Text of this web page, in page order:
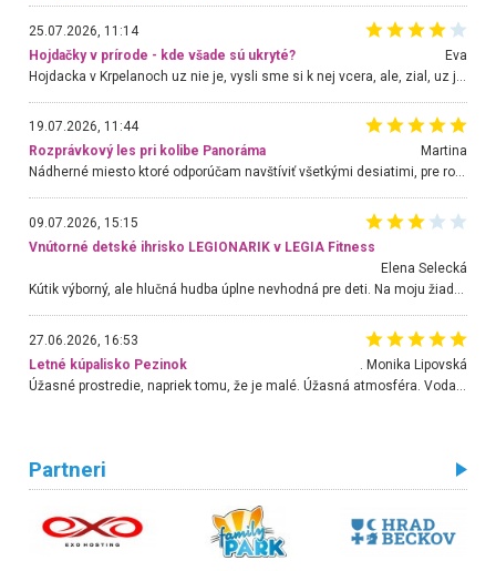
25.07.2026, 11:14
Hojdačky v prírode - kde všade sú ukryté?
Eva
19.07.2026, 11:44
Rozprávkový les pri kolibe Panoráma
Martina
Nádherné miesto ktoré odporúčam navštíviť všetkými desiatimi, pre rodiny s deťmi, dôchodcom... Proste a jednoducho ozaj rozprávkový les.. určite ešte prídeme. Odniesli sme si na pamiatku krásne tričká,
09.07.2026, 15:15
Vnútorné detské ihrisko LEGIONARIK v LEGIA Fitness
Elena Selecká
Kútik výborný, ale hlučná hudba úplne nevhodná pre deti. Na moju žiadosť o aspoň sušenie nereagovali.
27.06.2026, 16:53
Letné kúpalisko Pezinok
. Monika Lipovská
Úžasné prostredie, napriek tomu, že je malé. Úžasná atmosféra. Voda fantastická a nádherná. Ľudí je pomerne veľa, ale su mili a ohľaduplní. Je veľmi zaujímavé sledovať, ako dokážu spolu športovať cudzí ľudia a bez ohľadu na vek. Vládne tu pohoda. Vnuka neviem dostať z vody. Ďakujem za krásny deň . Urcite sa sem vrátim. Jediný problém je s parkovaním, ale aj ten sa mi podarilo vyriešiť. Monika Bratislava
Partneri